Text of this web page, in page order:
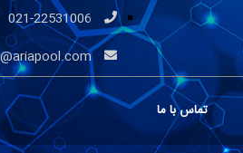
info@ariapool.com
تماس با ما